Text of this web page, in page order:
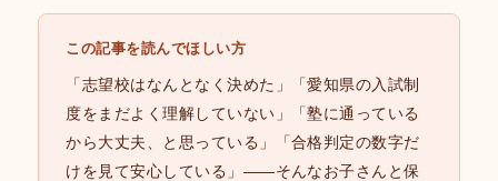
この記事を読んでほしい方
「志望校はなんとなく決めた」「愛知県の入試制
度をまだよく理解していない」「塾に通っている
から大丈夫、と思っている」「合格判定の数字だ
けを見て安心している」——そんなお子さんと保